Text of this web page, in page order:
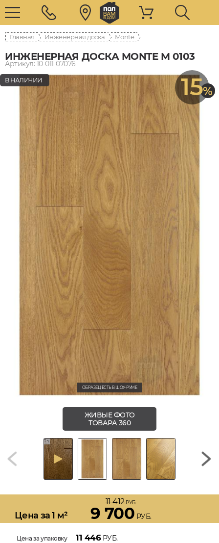
Главная Инженерная доска Monte
ИНЖЕНЕРНАЯ ДОСКА MONTE M 0103
Артикул: 10-011-07076
15%
В НАЛИЧИИ
ОБРАЗЕЦ ЕСТЬ В ШОУ-РУМЕ
ЖИВЫЕ ФОТО
ТОВАРА 360
Цена за 1 м²
11 412РУБ.
9 700 РУБ.
Цена за упаковку 11 446РУБ.